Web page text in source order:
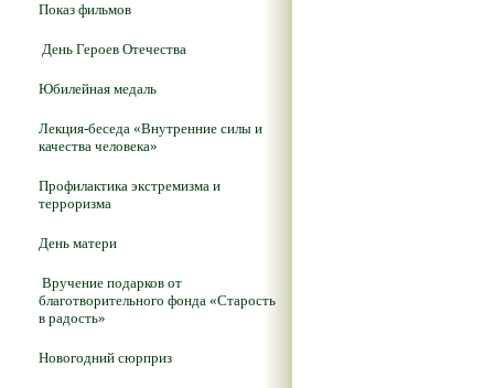
Показ фильмов
День Героев Отечества
Юбилейная медаль
Лекция-беседа «Внутренние силы и
качества человека»
Профилактика экстремизма и
терроризма
День матери
Вручение подарков от
благотворительного фонда «Старость
в радость»
Новогодний сюрприз